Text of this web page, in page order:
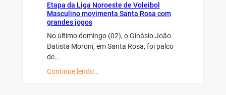
Etapa da Liga Noroeste de Voleibol
Masculino movimenta Santa Rosa com
grandes jogos
No último domingo (02), o Ginásio João
Batista Moroni, em Santa Rosa, foi palco
de…
Continue lendo…